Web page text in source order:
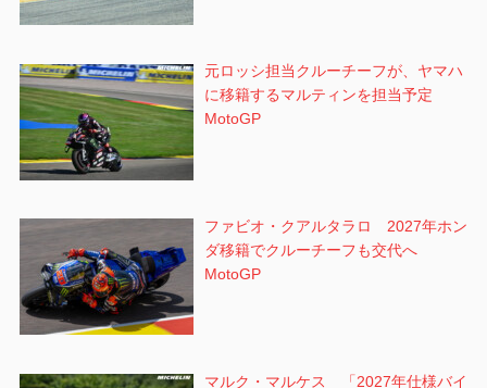
元ロッシ担当クルーチーフが、ヤマハ
に移籍するマルティンを担当予定
MotoGP
ファビオ・クアルタラロ 2027年ホン
ダ移籍でクルーチーフも交代へ
MotoGP
マルク・マルケス 「2027年仕様バイ